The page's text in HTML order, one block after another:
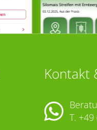
Kontakt
T. +49